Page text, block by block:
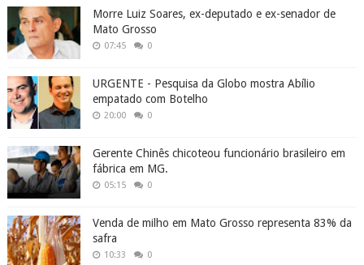
Morre Luiz Soares, ex-deputado e ex-senador de
Mato Grosso
07:45 0
URGENTE - Pesquisa da Globo mostra Abílio
empatado com Botelho
20:00 0
Gerente Chinês chicoteou funcionário brasileiro em
fábrica em MG.
05:15 0
Venda de milho em Mato Grosso representa 83% da
safra
10:33 0